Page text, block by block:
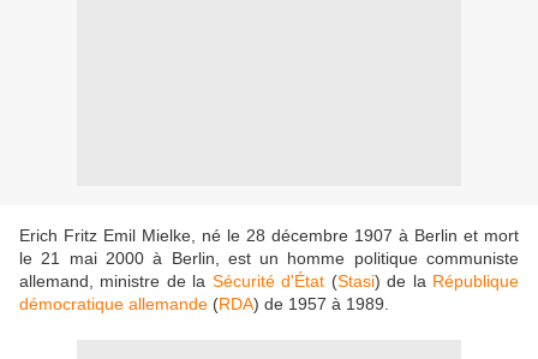
Erich Fritz Emil Mielke, né le 28 décembre 1907 à Berlin et mort
le 21 mai 2000 à Berlin, est un homme politique communiste
allemand, ministre de la Sécurité d'État (Stasi) de la République
démocratique allemande (RDA) de 1957 à 1989.